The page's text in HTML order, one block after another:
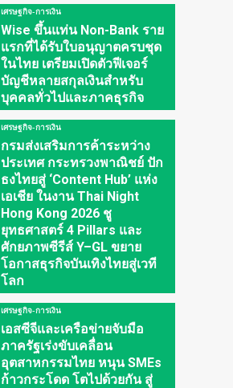
เศรษฐกิจ-การเงิน
Wise ขึ้นแท่น Non-Bank ราย
แรกที่ได้รับใบอนุญาตครบชุด
ในไทย เตรียมเปิดตัวฟีเจอร์
บัญชีหลายสกุลเงินสำหรับ
บุคคลทั่วไปและภาคธุรกิจ
เศรษฐกิจ-การเงิน
กรมส่งเสริมการค้าระหว่าง
ประเทศ กระทรวงพาณิชย์ ปัก
ธงไทยสู่ ‘Content Hub’ แห่ง
เอเชีย ในงาน Thai Night
Hong Kong 2026 ชู
ยุทธศาสตร์ 4 Pillars และ
ศักยภาพซีรีส์ Y–GL ขยาย
โอกาสธุรกิจบันเทิงไทยสู่เวที
โลก
เศรษฐกิจ-การเงิน
เอสซีจีและเครือข่ายจับมือ
ภาครัฐเร่งขับเคลื่อน
อุตสาหกรรมไทย หนุน SMEs
ก้าวกระโดด โตไปด้วยกัน สู่